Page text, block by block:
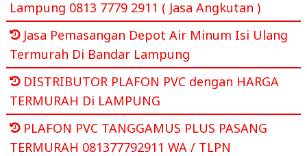
Lampung 0813 7779 2911 ( Jasa Angkutan )
Jasa Pemasangan Depot Air Minum Isi Ulang
Termurah Di Bandar Lampung
DISTRIBUTOR PLAFON PVC dengan HARGA
TERMURAH Di LAMPUNG
PLAFON PVC TANGGAMUS PLUS PASANG
TERMURAH 081377792911 WA / TLPN